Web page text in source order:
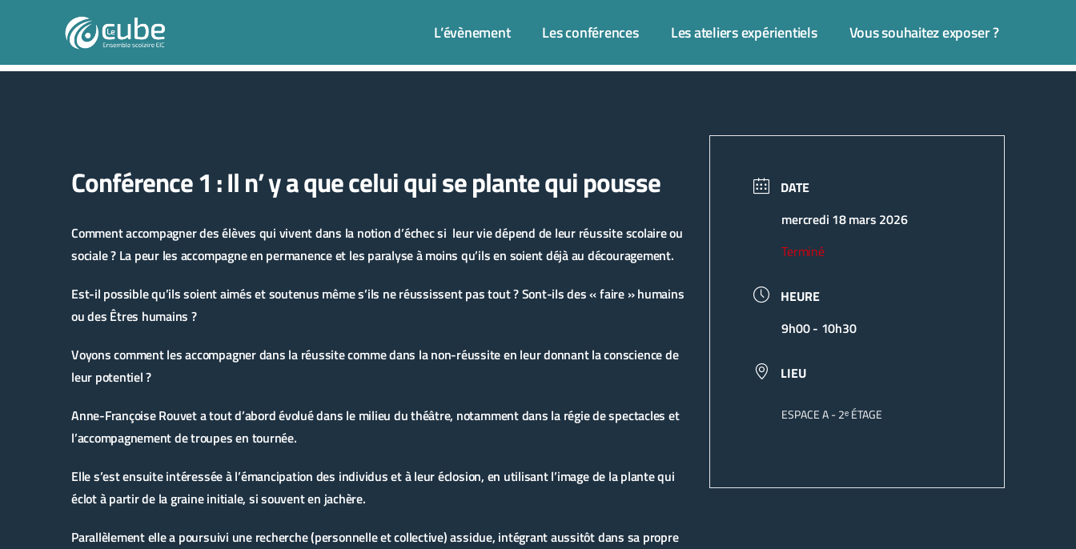
L’évènement Les conférences Les ateliers expérientiels Vous souhaitez exposer ?
Conférence 1 : Il n’ y a que celui qui se plante qui pousse
Comment accompagner des élèves qui vivent dans la notion d’échec si leur vie dépend de leur réussite scolaire ou
sociale ? La peur les accompagne en permanence et les paralyse à moins qu’ils en soient déjà au découragement.
Est-il possible qu’ils soient aimés et soutenus même s’ils ne réussissent pas tout ? Sont-ils des « faire » humains
ou des Êtres humains ?
Voyons comment les accompagner dans la réussite comme dans la non-réussite en leur donnant la conscience de
leur potentiel ?
Anne-Françoise Rouvet a tout d’abord évolué dans le milieu du théâtre, notamment dans la régie de spectacles et
l’accompagnement de troupes en tournée.
Elle s’est ensuite intéressée à l’émancipation des individus et à leur éclosion, en utilisant l’image de la plante qui
éclot à partir de la graine initiale, si souvent en jachère.
Parallèlement elle a poursuivi une recherche (personnelle et collective) assidue, intégrant aussitôt dans sa propre
DATE
mercredi 18 mars 2026
Terminé
HEURE
9h00 - 10h30
LIEU
ESPACE A - 2ᵉ ÉTAGE